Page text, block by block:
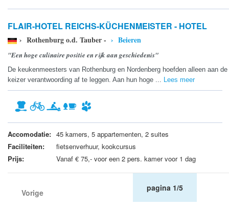
FLAIR-HOTEL REICHS-KÜCHENMEISTER - HOTEL
› Rothenburg o.d. Tauber - › Beieren
"Een hoge culinaire positie en rijk aan geschiedenis"
De keukenmeesters van Rothenburg en Nordenberg hoefden alleen aan de
keizer verantwoording af te leggen. Aan hun hoge ... Lees meer
Accomodatie: 45 kamers, 5 appartementen, 2 suites
Faciliteiten:
fietsenverhuur, kookcursus
Prijs:
Vanaf € 75,- voor een 2 pers. kamer voor 1 dag
Vorige pagina 1/5